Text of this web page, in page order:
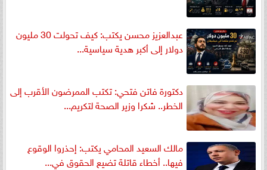
عبدالعزيز محسن يكتب: كيف تحولت 30 مليون
دولار إلى أكبر هدية سياسية...
دكتورة فاتن فتحي: تكتب الممرضون الأقرب إلى
الخطر.. شكرا وزير الصحة لتكريم...
مالك السعيد المحامي يكتب: إحذروا الوقوع
فيها.. أخطاء قاتلة تضيع الحقوق في...